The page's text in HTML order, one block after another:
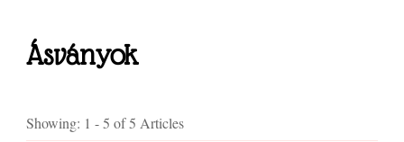
Ásványok
Showing: 1 - 5 of 5 Articles